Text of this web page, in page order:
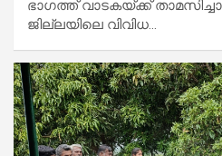
ഭാഗത്ത് വാടകയ്ക്ക്
ജില്ലയിലെ വിവിധ…